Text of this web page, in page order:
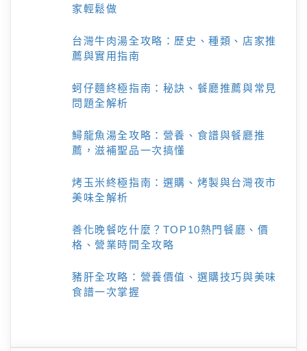
家輕鬆做
台灣牛肉湯全攻略：歷史、種類、店家推
薦與實用指南
蚵仔麵終極指南：秘訣、餐廳推薦與常見
問題全解析
鱘龍魚湯全攻略：營養、食譜與餐廳推
薦，滋補聖品一次搞懂
烤玉米終極指南：選購、烤製與台灣夜市
美味全解析
善化晚餐吃什麼？TOP10熱門餐廳、價
格、營業時間全攻略
豬肝全攻略：營養價值、選購技巧與美味
食譜一次掌握